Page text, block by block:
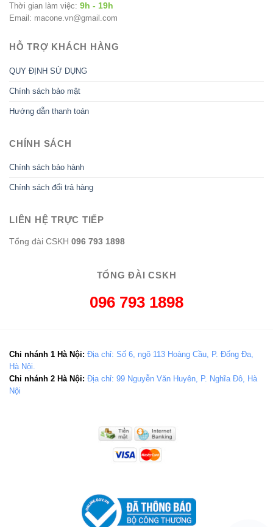
Thời gian làm việc: 9h - 19h
Email: macone.vn@gmail.com
HỖ TRỢ KHÁCH HÀNG
QUY ĐỊNH SỬ DỤNG
Chính sách bảo mật
Hướng dẫn thanh toán
CHÍNH SÁCH
Chính sách bảo hành
Chính sách đổi trả hàng
LIÊN HỆ TRỰC TIẾP
Tổng đài CSKH 096 793 1898
TỔNG ĐÀI CSKH
096 793 1898
Chi nhánh 1 Hà Nội: Địa chỉ: Số 6, ngõ 113 Hoàng Cầu, P. Đống Đa,
Hà Nội.
Chi nhánh 2 Hà Nội: Địa chỉ: 99 Nguyễn Văn Huyên, P. Nghĩa Đô, Hà
Nội